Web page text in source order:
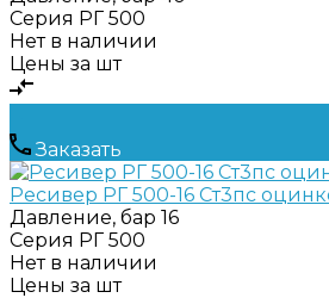
Серия РГ 500
Нет в наличии
Цены за шт
Заказать
Ресивер РГ 500-16 Ст3пс
Давление, бар 16
Серия РГ 500
Нет в наличии
Цены за шт